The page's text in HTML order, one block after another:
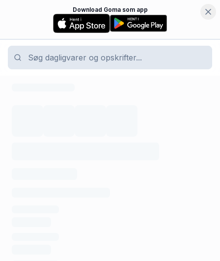
Download Goma som app